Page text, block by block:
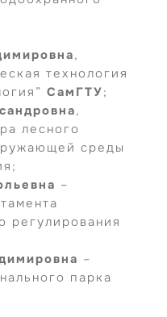
,
технология
СамГТУ;
,
лесного
среды
–
регулирования
–
парка